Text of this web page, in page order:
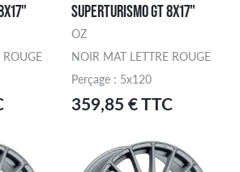
SUPERTURISMO GT 8X17"
OZ
NOIR MAT LETTRE ROUGE
Perçage : 5x120
359,85 € TTC